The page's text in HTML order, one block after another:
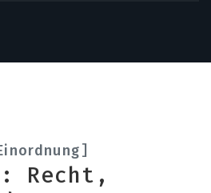
Recht,